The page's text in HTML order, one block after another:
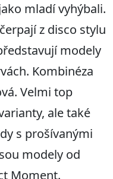
mladí vyhýbali.
z disco stylu
modely
Kombinéza
Velmi top
ale také
s prošívanými
modely od
Moment.